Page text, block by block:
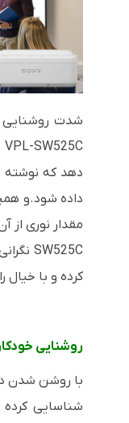
شدت روشنایی 2500 انسی لومنی ویدئو
VPL-SW525C
دهد که
داده شود.و
مقدار نوری از
SW525C
کرده و با خیال
روشنایی
با روشن شدن
شناسایی